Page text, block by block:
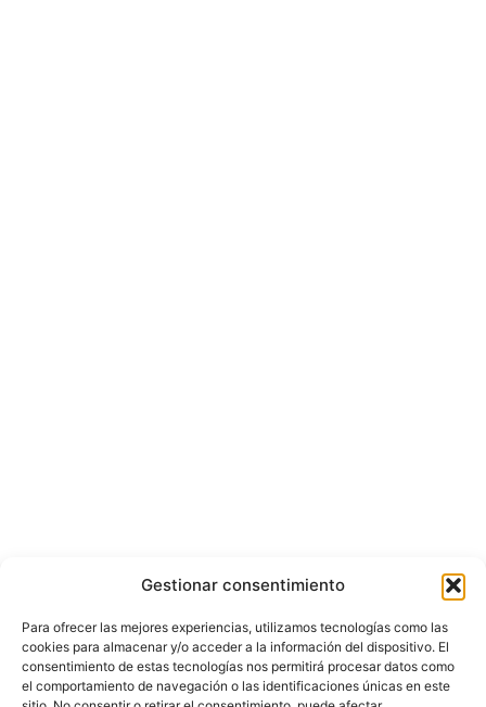
Gestionar consentimiento
Para ofrecer las mejores experiencias, utilizamos tecnologías como las
cookies para almacenar y/o acceder a la información del dispositivo. El
consentimiento de estas tecnologías nos permitirá procesar datos como
el comportamiento de navegación o las identificaciones únicas en este